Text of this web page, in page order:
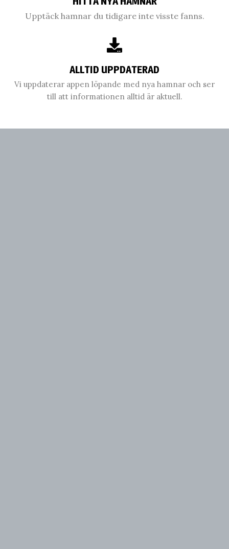
Upptäck hamnar du tidigare inte visste fanns.
ALLTID UPPDATERAD
Vi uppdaterar appen löpande med nya hamnar och ser
till att informationen alltid är aktuell.